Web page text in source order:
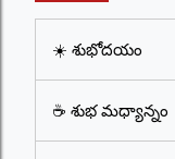
☀️ శుభోదయం
☕ శుభ మధ్యాన్నం